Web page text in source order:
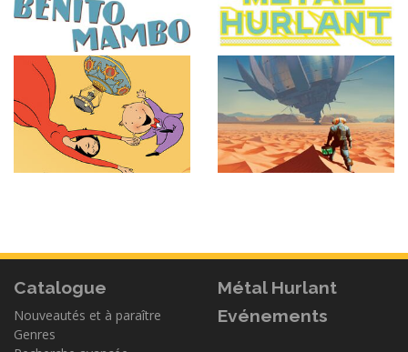
Catalogue
Nouveautés et à paraître
Genres
Métal Hurlant
Evénements